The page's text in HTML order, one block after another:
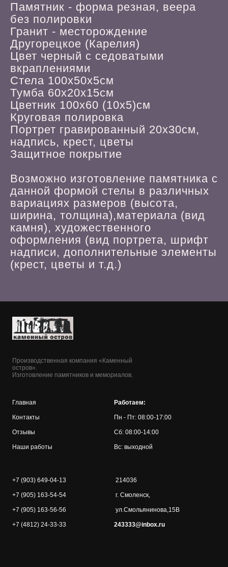
Памятник - форма резная, веера
без полировки
Гранит - месторождение
Другорецкое (Карелия)
Цвет черный с седоватыми
вкраплениями
Стела 100х50х5см
Тумба 60х20х15см
Цветник 100х60 (10х5)см
Круговая полировка
Портрет гравированный 20х30см,
надпись, крест, цветы
Защитное покрытие
Возможно изготовление памятника с
данной формой стелы в различных
вариациях размеров (высота,
ширина, толщина),материала (вид
камня), художественного
оформления (вид портрета, шрифт
надписи, дополнительные элементы
(крест, цветы и т.д.)
Производственная компания «Каменный
остров».
Изготовление памятников и мемориалов.
Главная
Контакты
Отзывы
Наши работы
Работаем:
Пн - Пт: 08:00-17:00
Сб: 08:00-14:00
Вс: выходной
+7 (903) 649-04-13
+7 (905) 163-54-54
+7 (905) 163-56-56
+7 (4812) 24-33-33
214036
г. Смоленск,
ул.Смольянинова,15В
243333@inbox.ru